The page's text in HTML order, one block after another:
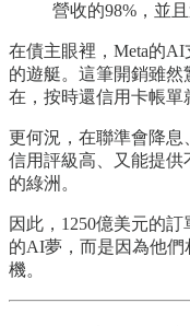
營收的98%，並
在債主眼裡，Meta的
的遊艇。這筆開銷雖
在，按時還信用卡帳單
更何況，在聯準會降息
信用評級高、又能提供
的綠洲。
因此，1250億美元的
的AI夢，而是因為他們
機。